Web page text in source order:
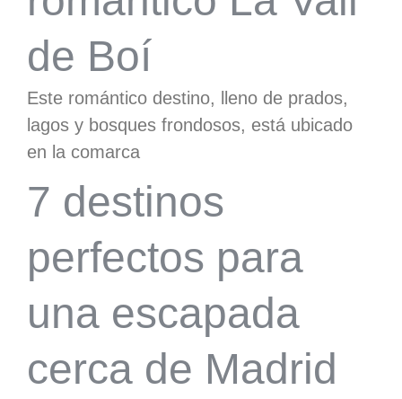
de Boí
Este romántico destino, lleno de prados,
lagos y bosques frondosos, está ubicado
en la comarca
7 destinos
perfectos para
una escapada
cerca de Madrid